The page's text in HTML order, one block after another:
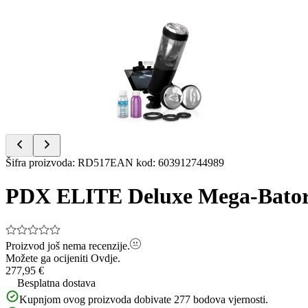
Item
of
Šifra proizvoda: RD517EAN kod: 603912744989
PDX ELITE Deluxe Mega-
Proizvod još nema recenzije.
Možete ga ocijeniti Ovdje.
277,95 €
Besplatna dostava
Kupnjom ovog proizvoda dobivate 277 bodova vjernosti.